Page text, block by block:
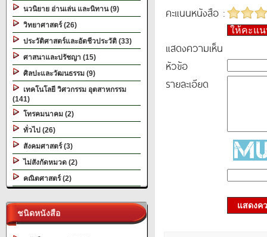
นวนิยาย อ่านเล่น และนิทาน (9)
วิทยาศาสตร์ (26)
ประวัติศาสตร์และอัตชีวประวัติ (33)
ศาสนาและปรัชญา (15)
ศิลปะและวัฒนธรรม (9)
เทคโนโลยี วิศวกรรม อุตสาหกรรม
(141)
โทรคมนาคม (2)
ทั่วไป (26)
สังคมศาสตร์ (3)
ไม่สังกัดหมวด (2)
คณิตศาสตร์ (2)
ชนิดหนังสือ
คะแนนหนังสือ :
ให้คะแ
แสดงความเห็น
หัวข้อ
รายละเอียด
แสดงค